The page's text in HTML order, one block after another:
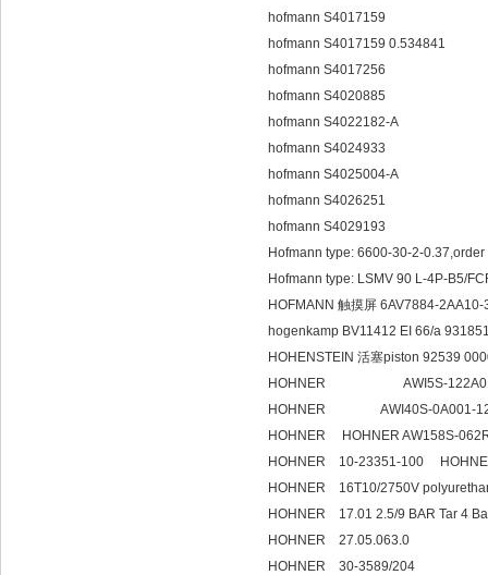
hofmann S4017159
hofmann S4017159 0.534841
hofmann S4017256
hofmann S4020885
hofmann S4022182-A
hofmann S4024933
hofmann S4025004-A
hofmann S4026251
hofmann S4029193
Hofmann type: 6600-30-2-
Hofmann type: LSMV 90 L-4P-B5/
HOFMANN 触摸屏 6AV7884-2AA10-
hogenkamp BV11412 EI 66/a
HOHENSTEIN 活塞piston 92539
HOHNER AWI5S-
HOHNER AWI40S-
HOHNER HOHNER AW158S-
HOHNER 10-23351-100
HOHNER 16T10/2750V
HOHNER 17.01 2.5/9 BAR Tar 4
HOHNER 27.05.063.0
HOHNER 30-3589/204